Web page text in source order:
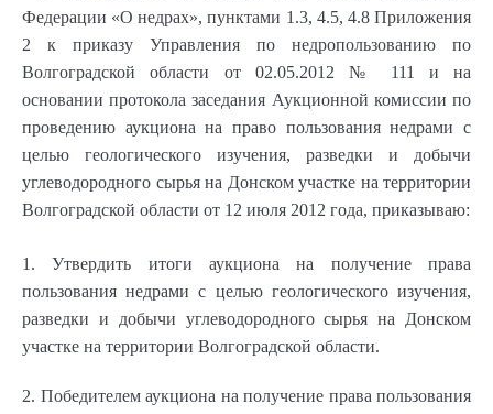
Федерации «О недрах», пунктами 1.3, 4.5, 4.8 Приложения
2 к приказу Управления по недропользованию по
Волгоградской области от 02.05.2012 № 111 и на
основании протокола заседания Аукционной комиссии по
проведению аукциона на право пользования недрами с
целью геологического изучения, разведки и добычи
углеводородного сырья на Донском участке на территории
Волгоградской области от 12 июля 2012 года, приказываю:
1. Утвердить итоги аукциона на получение права
пользования недрами с целью геологического изучения,
разведки и добычи углеводородного сырья на Донском
участке на территории Волгоградской области.
2. Победителем аукциона на получение права пользования